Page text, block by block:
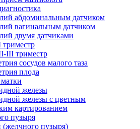
абдоминальным датчиком
вагинальным датчиком
двумя датчиками
III триместр
сосудов малого таза
плода
железы
железы с цветным
картированием
пузыря
пузыря)